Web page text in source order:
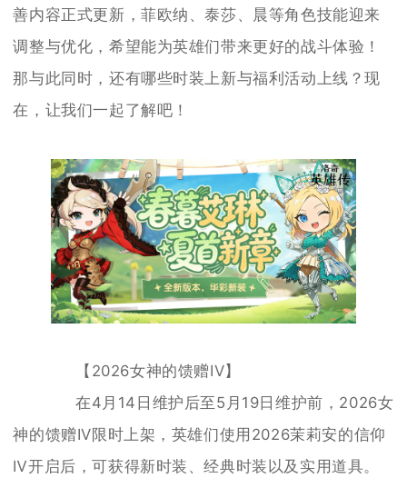
善内容正式更新，菲欧纳、泰莎、晨等角色技能迎来
调整与优化，希望能为英雄们带来更好的战斗体验！
那与此同时，还有哪些时装上新与福利活动上线？现
在，让我们一起了解吧！
【2026女神的馈赠IV】
在4月14日维护后至5月19日维护前，2026女
神的馈赠IV限时上架，英雄们使用2026茉莉安的信仰
Ⅳ开启后，可获得新时装、经典时装以及实用道具。